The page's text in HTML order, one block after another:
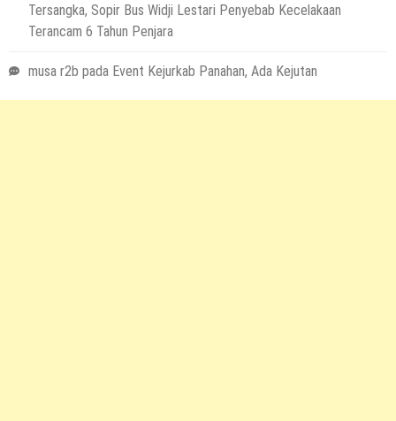
Tersangka, Sopir Bus Widji Lestari Penyebab Kecelakaan
Terancam 6 Tahun Penjara
musa r2b pada Event Kejurkab Panahan, Ada Kejutan